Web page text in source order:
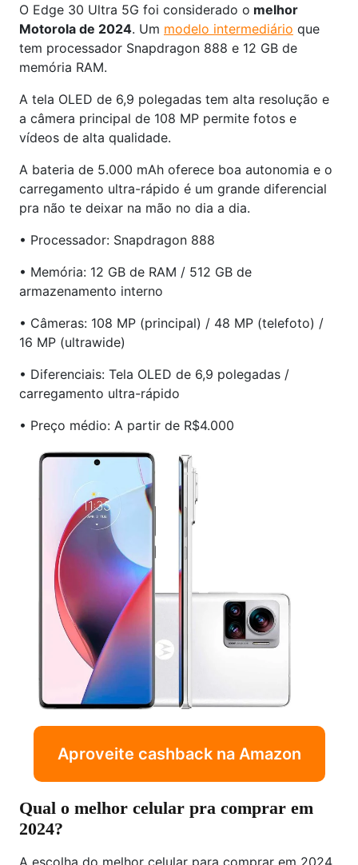
O Edge 30 Ultra 5G foi considerado o melhor
Motorola de 2024. Um modelo intermediário que
tem processador Snapdragon 888 e 12 GB de
memória RAM.
A tela OLED de 6,9 polegadas tem alta resolução e
a câmera principal de 108 MP permite fotos e
vídeos de alta qualidade.
A bateria de 5.000 mAh oferece boa autonomia e o
carregamento ultra-rápido é um grande diferencial
pra não te deixar na mão no dia a dia.
• Processador: Snapdragon 888
• Memória: 12 GB de RAM / 512 GB de
armazenamento interno
• Câmeras: 108 MP (principal) / 48 MP (telefoto) /
16 MP (ultrawide)
• Diferenciais: Tela OLED de 6,9 polegadas /
carregamento ultra-rápido
• Preço médio: A partir de R$4.000
Aproveite cashback na Amazon
Qual o melhor celular pra comprar em
2024?
A escolha do melhor celular para comprar em 2024